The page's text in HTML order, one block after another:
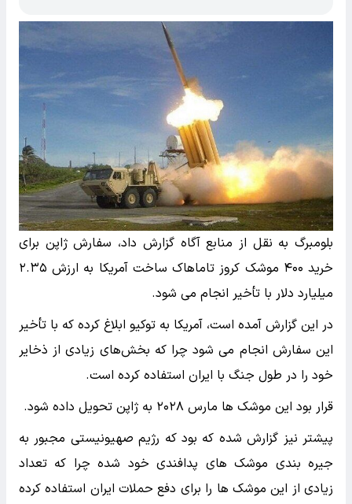
بلومبرگ به نقل از منابع آگاه گزارش داد، سفارش ژاپن برای
خرید ۴۰۰ موشک کروز تاماهاک ساخت آمریکا به ارزش ۲.۳۵
میلیارد دلار با تأخیر انجام می شود.
در این گزارش آمده است، آمریکا به توکیو ابلاغ کرده که با تأخیر
این سفارش انجام می شود چرا که بخش‌های زیادی از ذخایر
خود را در طول جنگ با ایران استفاده کرده است.
قرار بود این موشک ها مارس ۲۰۲۸ به ژاپن تحویل داده شود.
پیشتر نیز گزارش شده که بود که رژیم صهیونیستی مجبور به
جیره بندی موشک های پدافندی خود شده چرا که تعداد
زیادی از این موشک ها را برای دفع حملات ایران استفاده کرده